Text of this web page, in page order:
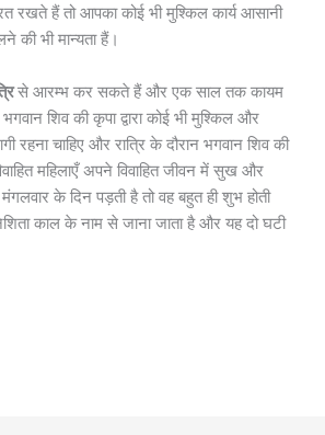
रखते हैं तो आपका कोई भी मुश्किल कार्य आसानी
की भी मान्यता हैं।
से आरम्भ कर सकते हैं और एक साल तक कायम
शिव की कृपा द्वारा कोई भी मुश्किल और
रहना चाहिए और रात्रि के दौरान भगवान शिव की
महिलाएँ अपने विवाहित जीवन में सुख और
के दिन पड़ती है तो वह बहुत ही शुभ होती
काल के नाम से जाना जाता है और यह दो घटी